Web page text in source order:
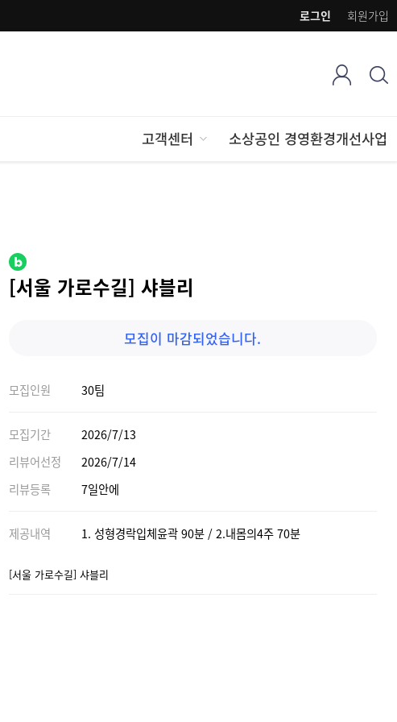
회원가입
로그인
고객센터 소상공인 경영환경개선사업
[서울 가로수길] 샤블리
모집이 마감되었습니다.
모집인원 30팀
모집기간
2026/7/13
리뷰어선정
2026/7/14
리뷰등록
7일안에
제공내역 1. 성형경락입체윤곽 90분 / 2.내몸의4주 70분
[서울 가로수길] 샤블리